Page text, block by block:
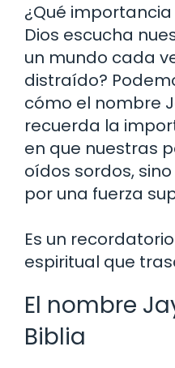
¿Qué
Dios escucha
un mundo cada
distraído?
cómo el nombre
recuerda la
en que nuestras
oídos sordos,
por una fuerza
Es un
espiritual que
El nombre
Biblia